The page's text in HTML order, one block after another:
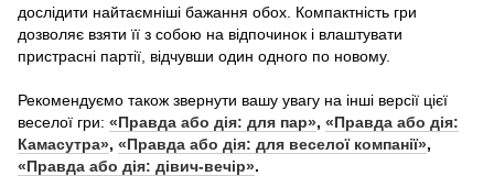
дослідити найтаємніші бажання обох. Компактність гри
дозволяє взяти її з собою на відпочинок і влаштувати
пристрасні партії, відчувши один одного по новому.
Рекомендуємо також звернути вашу увагу на інші версії цієї
веселої гри: «Правда або дія: для пар», «Правда або дія:
Камасутра», «Правда або дія: для веселої компанії»,
«Правда або дія: дівич-вечір».